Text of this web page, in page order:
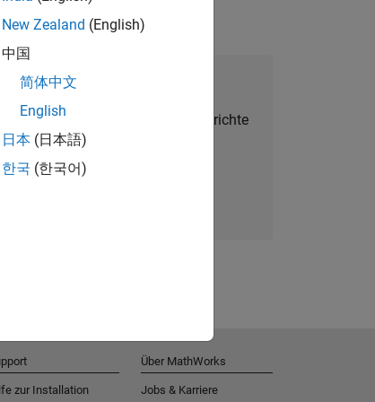
Network beitreten
Stellenangebote, Berichte
Unternehmensneuigkeiten.
New Zealand (English)
中国
简体中文
English
日本 (日本語)
한국 (한국어)
zur Installation
Über MathWorks
Jobs & Karriere